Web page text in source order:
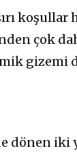
çok
gizemi
iki